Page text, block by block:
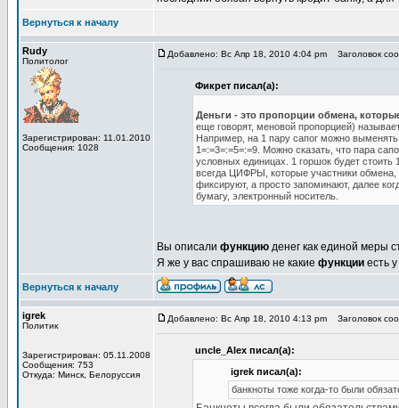
Вернуться к началу
Rudy
Политолог
Зарегистрирован: 11.01.2010
Сообщения: 1028
Добавлено: Вс Апр 18, 2010 4:04 pm Заголовок
Фикрет писал(а):
Деньги - это пропорции обмена,
еще говорят, меновой пропорцией)
Например, на 1 пару сапог можно
1=:=3=:=5=:=9. Можно сказать, что пара
условных единицах. 1 горшок будет стоить
всегда ЦИФРЫ, которые участники обмена,
фиксируют, а просто запоминают, далее
бумагу, электронный носитель.
Вы описали функцию денег как единой меры
Я же у вас спрашиваю не какие функции есть
Вернуться к началу
igrek
Политик
Зарегистрирован: 05.11.2008
Сообщения: 753
Откуда: Минск, Белоруссия
Добавлено: Вс Апр 18, 2010 4:13 pm Заголовок
uncle_Alex писал(а):
igrek писал(а):
банкноты тоже когда-то были